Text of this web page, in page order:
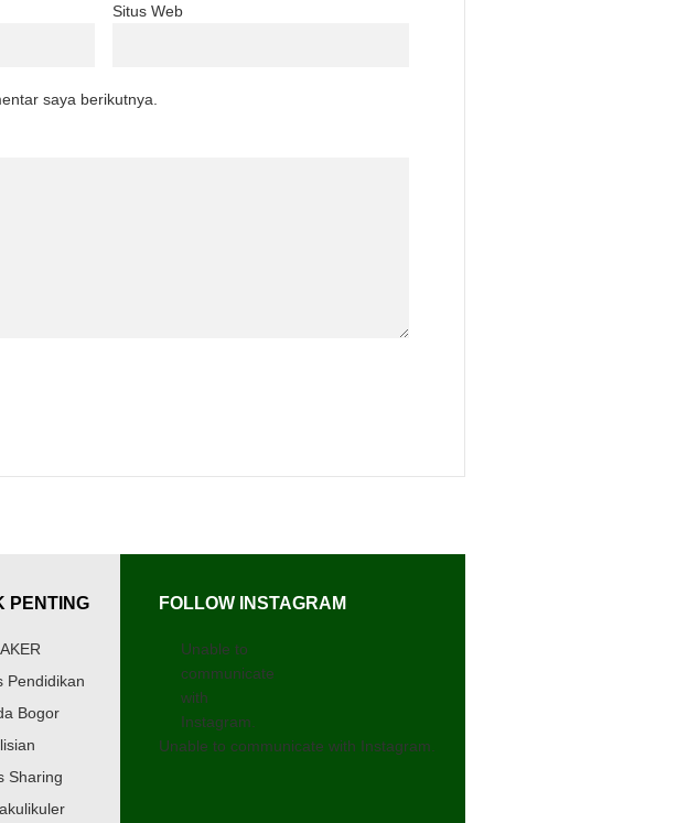
Situs Web
saya berikutnya.
PENTING
Pendidikan
Bogor
Sharing
FOLLOW INSTAGRAM
Unable to
communicate
with
Instagram.
Unable to communicate with Instagram.